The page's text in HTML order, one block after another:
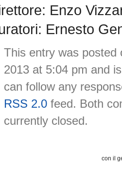
Enzo
Ernesto
This entry was posted
2013 at 5:04 pm and
can follow any
RSS 2.0 feed. Both
currently closed.
con il